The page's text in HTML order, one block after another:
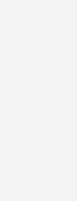
Flexibilität und